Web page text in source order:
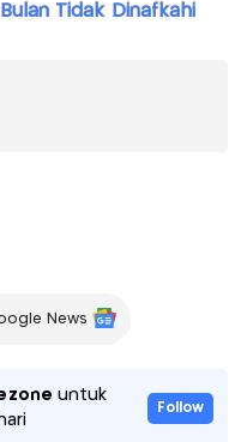
Tidak Dinafkahi
News
untuk
Follow